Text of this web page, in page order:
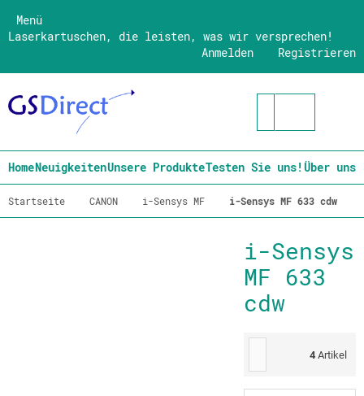
Menü
Laserkartuschen, die leisten, was wir versprechen!
Registrieren
Anmelden
HomeNeuigkeitenUnsere ProdukteTesten Sie uns!Über uns
Startseite CANON i-Sensys MF i-Sensys MF 633 cdw
i-Sensys
MF 633
cdw
4 Artikel